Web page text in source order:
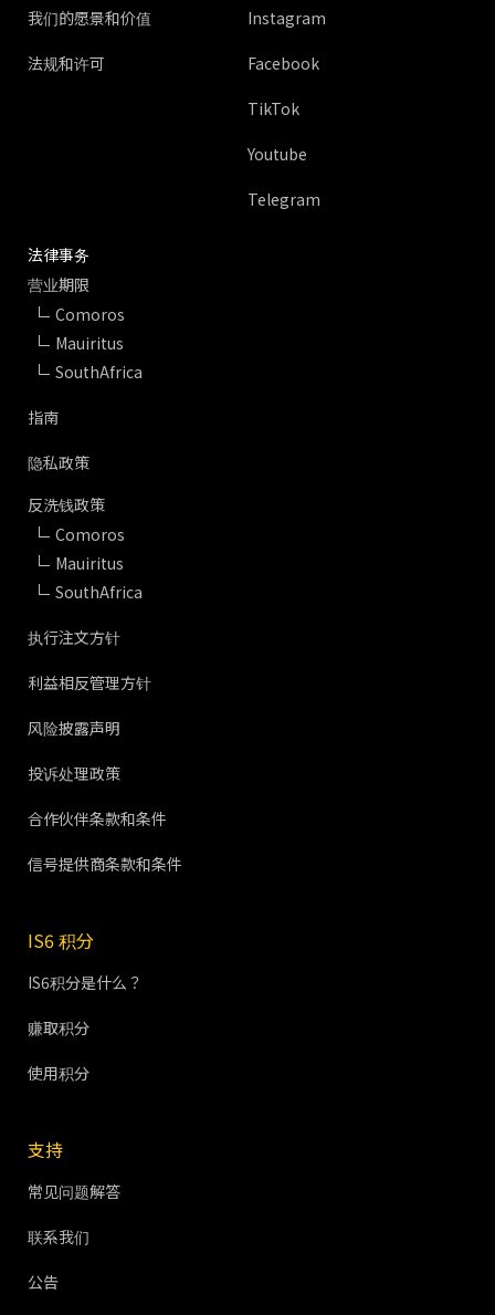
我们的愿景和价值
法规和许可
Instagram
Facebook
TikTok
Youtube
Telegram
法律事务
营业期限
Comoros
Mauiritus
SouthAfrica
指南
隐私政策
反洗钱政策
Comoros
Mauiritus
SouthAfrica
执行注文方针
利益相反管理方针
风险披露声明
投诉处理政策
合作伙伴条款和条件
信号提供商条款和条件
IS6 积分
IS6积分是什么？
赚取积分
使用积分
支持
常见问题解答
联系我们
公告